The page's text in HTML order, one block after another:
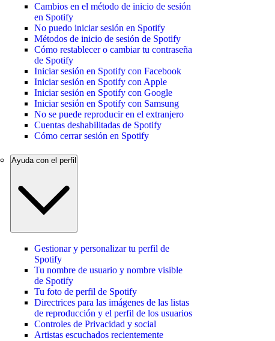
Cambios en el método de inicio de sesión
en Spotify
No puedo iniciar sesión en Spotify
Métodos de inicio de sesión de Spotify
Cómo restablecer o cambiar tu contraseña
de Spotify
Iniciar sesión en Spotify con Facebook
Iniciar sesión en Spotify con Apple
Iniciar sesión en Spotify con Google
Iniciar sesión en Spotify con Samsung
No se puede reproducir en el extranjero
Cuentas deshabilitadas de Spotify
Cómo cerrar sesión en Spotify
Ayuda con el perfil
Gestionar y personalizar tu perfil de
Spotify
Tu nombre de usuario y nombre visible
de Spotify
Tu foto de perfil de Spotify
Directrices para las imágenes de las listas
de reproducción y el perfil de los usuarios
Controles de Privacidad y social
Artistas escuchados recientemente